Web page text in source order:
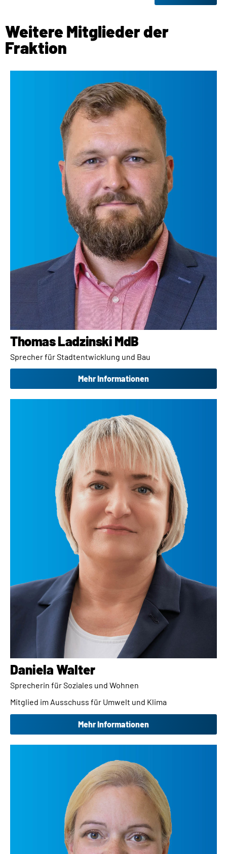
Weitere Mitglieder der
Fraktion
Thomas Ladzinski​ MdB
Sprecher für Stadtentwicklung und Bau
Mehr Informationen
Daniela Walter
Sprecherin für Soziales und Wohnen
Mitglied im Ausschuss für Umwelt und Klima
Mehr Informationen